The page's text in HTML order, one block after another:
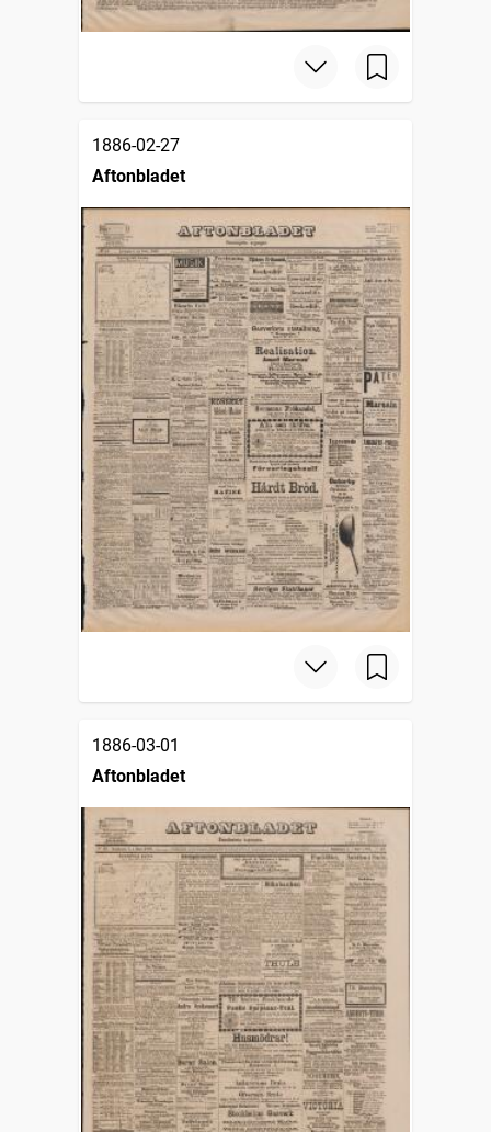
1886-02-27
Aftonbladet
1886-03-01
Aftonbladet